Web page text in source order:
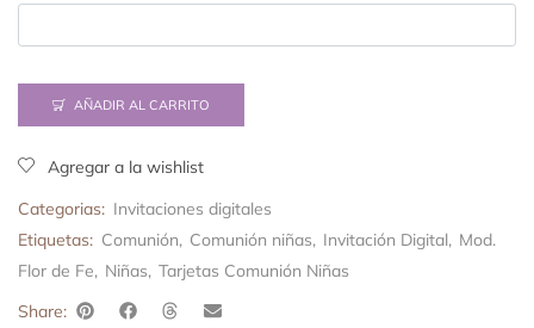
AÑADIR AL CARRITO
Agregar a la wishlist
Categorias: Invitaciones digitales
Etiquetas: Comunión, Comunión niñas, Invitación Digital, Mod.
Flor de Fe, Niñas, Tarjetas Comunión Niñas
Share: